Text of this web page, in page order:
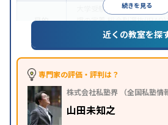
続きを見る
目的
大学受験 医学部受験 授業
慣の定着総合型選抜(旧
別特化対策 科目別特化対策
特徴
授業の振替可能1科目から
※2024年6月調査。大学受験塾・予備校のア
近くの教室を探
専門家の評価・評判は？
株式会社私塾界 （全国私塾情
山田未知之